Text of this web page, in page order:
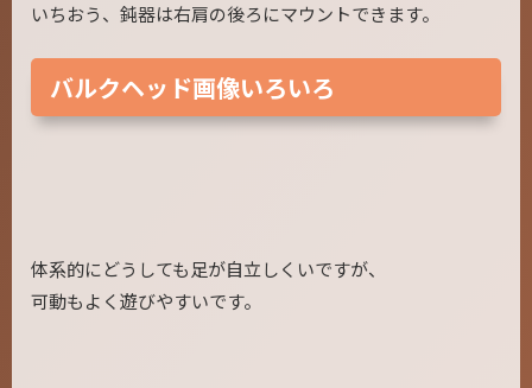
いちおう、鈍器は右肩の後ろにマウントできます。
バルクヘッド画像いろいろ
体系的にどうしても足が自立しくいですが、
可動もよく遊びやすいです。